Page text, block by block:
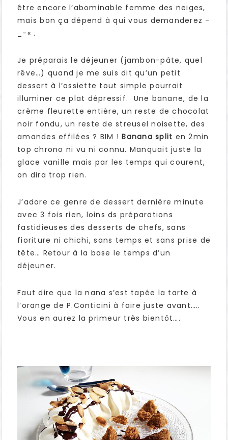
être encore l’abominable femme des neiges,
mais bon ça dépend à qui vous demanderez -
_-« .
Je préparais le déjeuner (jambon-pâte, quel
rêve…) quand je me suis dit qu’un petit
dessert à l’assiette tout simple pourrait
illuminer ce plat dépressif. Une banane, de la
crème fleurette entière, un reste de chocolat
noir fondu, un reste de streusel noisette, des
amandes effilées ? BIM !Banana split en 2min
top chrono ni vu ni connu. Manquait juste la
glace vanille mais par les temps qui courent,
on dira trop rien.
J’adore ce genre de dessert dernière minute
avec 3 fois rien, loins ds préparations
fastidieuses des desserts de chefs, sans
fioriture ni chichi, sans temps et sans prise de
tête… Retour à la base le temps d’un
déjeuner.
Faut dire que la nana s’est tapée la tarte à
l’orange de P.Conticini à faire juste avant…..
Vous en aurez la primeur très bientôt….